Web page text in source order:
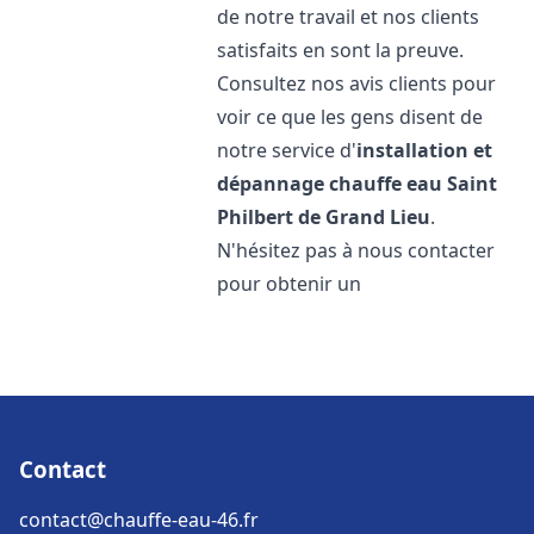
de notre travail et nos clients
satisfaits en sont la preuve.
Consultez nos avis clients pour
voir ce que les gens disent de
notre service d'installation et
dépannage chauffe eau Saint
Philbert de Grand Lieu.
N'hésitez pas à nous contacter
pour obtenir un
Contact
contact@chauffe-eau-46.fr